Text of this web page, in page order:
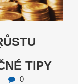
TIPY
0